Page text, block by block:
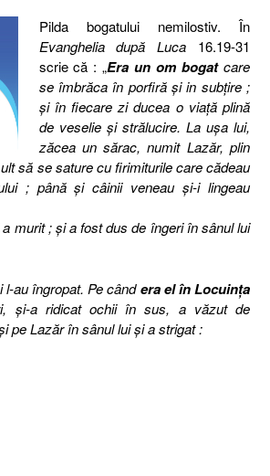
Pilda bogatului nemilostiv. În
Evanghelia după Luca 16.19-31
scrie că : „Era un om bogatcare
se îmbrăca în porfiră şi in subţire ;
şi în fiecare zi ducea o viaţă plină
de veselie şi strălucire. La uşa lui,
zăcea un sărac, numit Lazăr, plin
să se sature cu firimiturile care cădeau
; până şi câinii veneau şi-i lingeau
murit ; şi a fost dus de îngeri în sânul lui
au îngropat. Pe cândera el în Locuinţa
şi-a ridicat ochii în sus, a văzut de
pe Lazăr în sânul lui şi a strigat :